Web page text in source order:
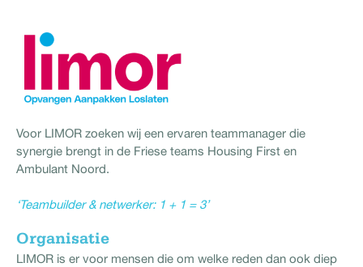
Voor LIMOR zoeken wij een ervaren teammanager die
synergie brengt in de Friese teams Housing First en
Ambulant Noord.
‘Teambuilder & netwerker: 1 + 1 = 3’
Organisatie
LIMOR is er voor mensen die om welke reden dan ook diep